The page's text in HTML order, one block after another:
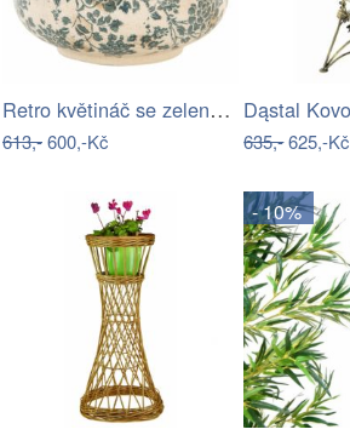
Retro květináč se zelenými květy Tien…
613,-600,-Kč 635,-625,-Kč
- 10%